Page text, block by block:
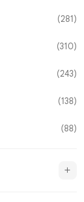
(281)
(310)
(243)
(138)
(88)